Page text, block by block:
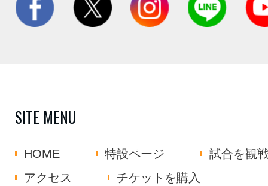
SITE MENU
HOME 特設ページ
試合を観
アクセス
チケットを購入